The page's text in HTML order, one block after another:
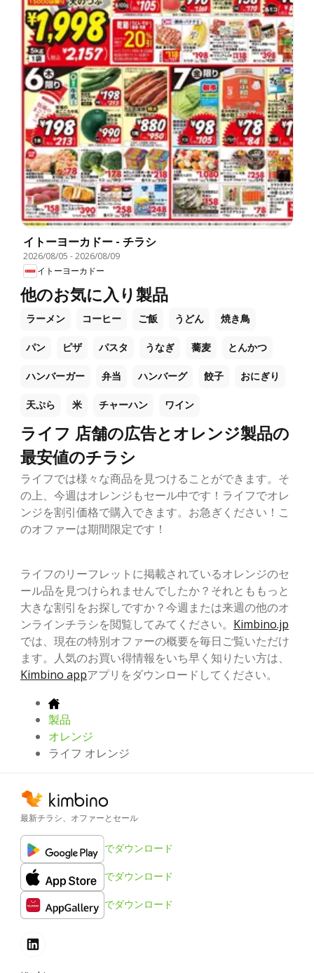
イトーヨーカドー - チラシ
2026/08/05 -2026/08/09
イトーヨーカドー
他のお気に入り製品
ラーメン コーヒー ご飯 うどん 焼き鳥
パン ピザ パスタ うなぎ 蕎麦 とんかつ
ハンバーガー 弁当 ハンバーグ 餃子 おにぎり
天ぷら 米 チャーハン ワイン
ライフ 店舗の広告とオレンジ製品の
最安値のチラシ
ライフでは様々な商品を見つけることができます。そ
の上、今週はオレンジもセール中です！ライフでオレ
ンジを割引価格で購入できます。お急ぎください！こ
のオファーは期間限定です！
ライフのリーフレットに掲載されているオレンジのセ
ール品を見つけられませんでしたか？それとももっと
大きな割引をお探しですか？今週または来週の他のオ
ンラインチラシを閲覧してみてください。 Kimbino.jp
では、現在の特別オファーの概要を毎日ご覧いただけ
ます。人気のお買い得情報をいち早く知りたい方は、
Kimbino appアプリをダウンロードしてください。
製品
オレンジ
ライフ オレンジ
最新チラシ、オファーとセール
でダウンロード
でダウンロード
でダウンロード